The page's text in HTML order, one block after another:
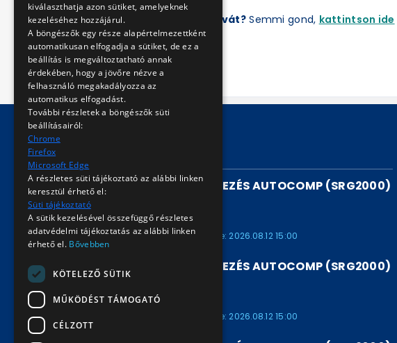
Elfelejtette a jelszavát? Semmi gond, kattintson ide
helyreállításához.
UTASSZÁMLÁLÓ BERENDEZÉS AUTOCOMP (SRG2000)
/ARV2026901658
ARV2026901658
Kezdete: 2026.07.30 15:00
Vége: 2026.08.12 15:00
UTASSZÁMLÁLÓ BERENDEZÉS AUTOCOMP (SRG2000)
ARV2026901657
Vége: 2026.08.12 15:00
kiválaszthatja azon sütiket, amelyeknek
kezeléséhez hozzájárul.
A böngészők egy része alapértelmezettként
automatikusan elfogadja a sütiket, de ez a
beállítás is megváltoztatható annak
érdekében, hogy a jövőre nézve a
felhasználó megakadályozza az
automatikus elfogadást.
További részletek a böngészők süti
beállításairól:
Chrome
Firefox
Microsoft Edge
A részletes süti tájékoztató az alábbi linken
keresztül érhető el:
Süti tájékoztató
A sütik kezelésével összefüggő részletes
adatvédelmi tájékoztatás az alábbi linken
érhető el. Bővebben
KÖTELEZŐ SÜTIK
MŰKÖDÉST TÁMOGATÓ
CÉLZOTT